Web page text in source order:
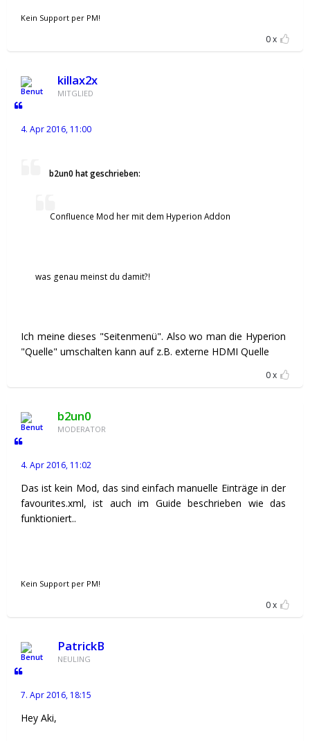
Kein Support per PM!
0
killax2x
MITGLIED
4. Apr 2016, 11:00
b2un0 hat geschrieben:
Confluence Mod her mit dem Hyperion Addon
was genau meinst du damit?!
Ich meine dieses "Seitenmenü". Also wo man die Hyperion
"Quelle" umschalten kann auf z.B. externe HDMI Quelle
0
b2un0
MODERATOR
4. Apr 2016, 11:02
Das ist kein Mod, das sind einfach manuelle Einträge in der
favourites.xml, ist auch im Guide beschrieben wie das
funktioniert..
Kein Support per PM!
0
PatrickB
NEULING
7. Apr 2016, 18:15
Hey Aki,